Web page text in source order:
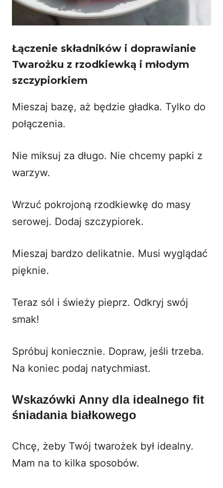
Łączenie składników i doprawianie
Twarożku z rzodkiewką i młodym
szczypiorkiem
Mieszaj bazę, aż będzie gładka. Tylko do
połączenia.
Nie miksuj za długo. Nie chcemy papki z
warzyw.
Wrzuć pokrojoną rzodkiewkę do masy
serowej. Dodaj szczypiorek.
Mieszaj bardzo delikatnie. Musi wyglądać
pięknie.
Teraz sól i świeży pieprz. Odkryj swój
smak!
Spróbuj koniecznie. Dopraw, jeśli trzeba.
Na koniec podaj natychmiast.
Wskazówki Anny dla idealnego fit
śniadania białkowego
Chcę, żeby Twój twarożek był idealny.
Mam na to kilka sposobów.